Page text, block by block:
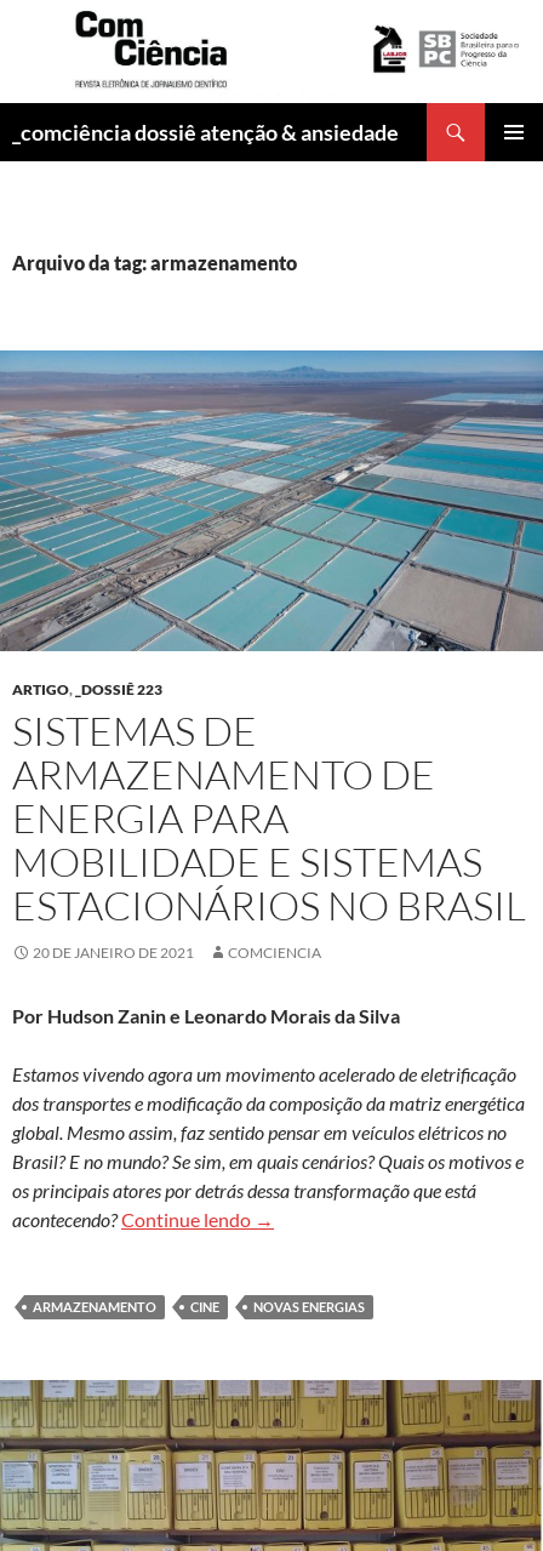
_comciência dossiê atenção & ansiedade
Arquivo da tag: armazenamento
ARTIGO, _DOSSIÊ 223
SISTEMAS DE
ARMAZENAMENTO DE
ENERGIA PARA
MOBILIDADE E SISTEMAS
ESTACIONÁRIOS NO BRASIL
20 DE JANEIRO DE 2021 COMCIENCIA
Por Hudson Zanin e Leonardo Morais da Silva
Estamos vivendo agora um movimento acelerado de eletrificação
dos transportes e modificação da composição da matriz energética
global. Mesmo assim, faz sentido pensar em veículos elétricos no
Brasil? E no mundo? Se sim, em quais cenários? Quais os motivos e
os principais atores por detrás dessa transformação que está
acontecendo?Continue lendo Sistemas de armazenamento de
→
ARMAZENAMENTO CINE NOVAS ENERGIAS